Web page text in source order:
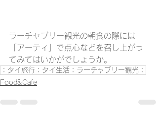
ラーチャブリー観光の朝食の際には
「アーティ」で点心などを召し上がっ
てみてはいかがでしょうか。
：タイ旅行：タイ生活：ラーチャブリー観光：
Food&Cafe